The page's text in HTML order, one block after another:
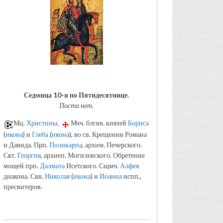
Седмица 10-я по Пятидесятнице.
Поста нет.
Мц. Христины. Мчч. блгвв. князей Бориса
(икона) и Глеба(икона), во св. Крещении Романа
и Давида. Прп.Поликарпа, архим. Печерского.
Свт.Георгия, архиеп. Могилевского. Обретение
мощей прп. ДалматаИсетского. Сщмч. Алфея
диакона. Свв.Николая(икона) и Иоаннаиспп.,
пресвитеров.